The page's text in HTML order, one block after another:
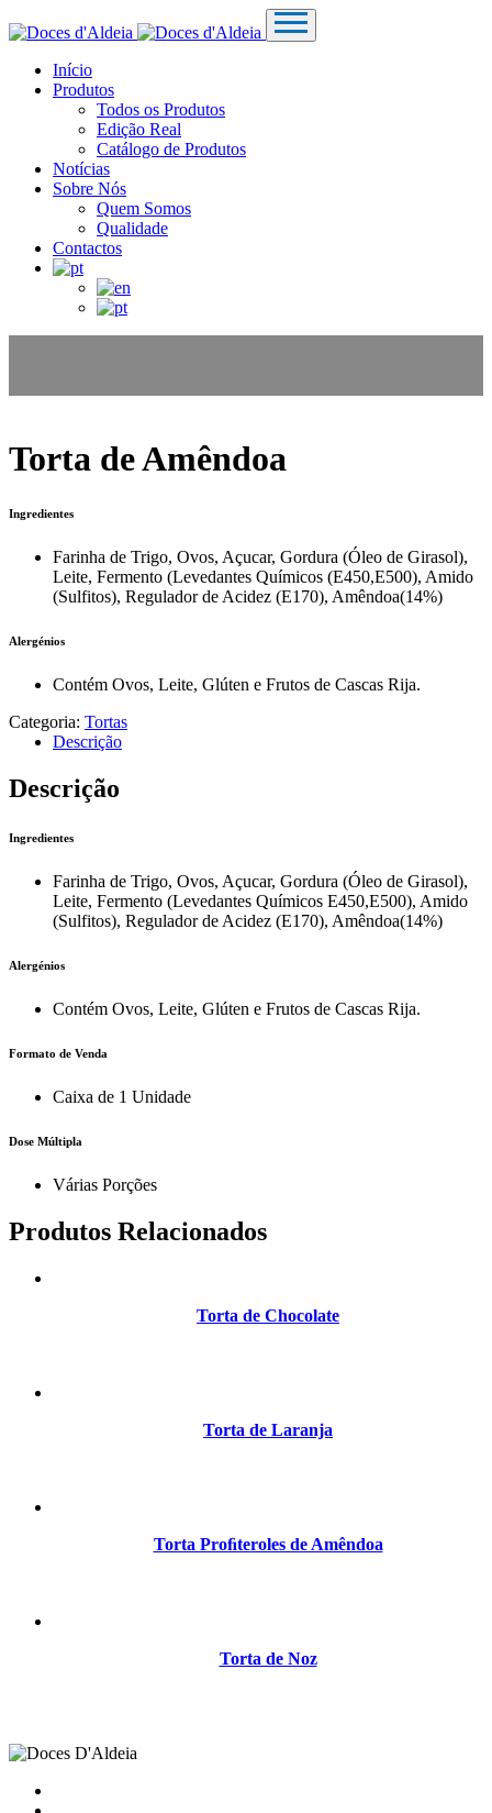
Início
Produtos
Todos os Produtos
Edição Real
Catálogo de Produtos
Notícias
Sobre Nós
Quem Somos
Qualidade
Contactos
Torta de Amêndoa
Ingredientes
Farinha de Trigo, Ovos, Açucar, Gordura (Óleo de Girasol),
Leite, Fermento (Levedantes Químicos (E450,E500), Amido
(Sulfitos), Regulador de Acidez (E170), Amêndoa(14%)
Alergénios
Contém Ovos, Leite, Glúten e Frutos de Cascas Rija.
Categoria: Tortas
Descrição
Descrição
Ingredientes
Farinha de Trigo, Ovos, Açucar, Gordura (Óleo de Girasol),
Leite, Fermento (Levedantes Químicos E450,E500), Amido
(Sulfitos), Regulador de Acidez (E170), Amêndoa(14%)
Alergénios
Contém Ovos, Leite, Glúten e Frutos de Cascas Rija.
Formato de Venda
Caixa de 1 Unidade
Dose Múltipla
Várias Porções
Produtos Relacionados
Torta de Chocolate
Torta de Laranja
Torta Proﬁteroles de Amêndoa
Torta de Noz